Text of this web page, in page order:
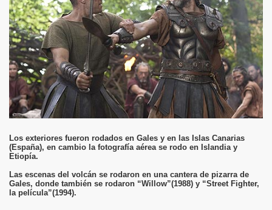
Los exteriores fueron rodados en Gales y en las Islas Canarias
(España), en cambio la fotografía aérea se rodo en Islandia y
Etiopía.
Las escenas del volcán se rodaron en una cantera de pizarra de
Gales, donde también se rodaron “Willow”(1988) y “Street Fighter,
la película”(1994).